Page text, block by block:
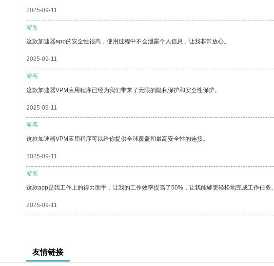
2025-09-11
游客
这款加速器app的安全性很高，使用过程中不会泄露个人信息，让我非常放心。
2025-09-11
游客
这款加速器VPM应用程序已经为我们带来了无限的隐私保护和安全性保护。
2025-09-11
游客
这款加速器VPM应用程序可以给你提供全球覆盖和最高安全性的连接。
2025-09-11
游客
这款app是我工作上的得力助手，让我的工作效率提高了50%，让我能够更轻松地完成工作任务。
2025-09-11
友情链接